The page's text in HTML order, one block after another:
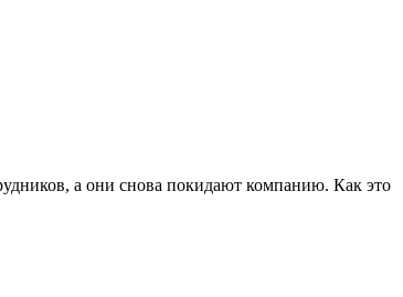
а они снова покидают компанию. Как это